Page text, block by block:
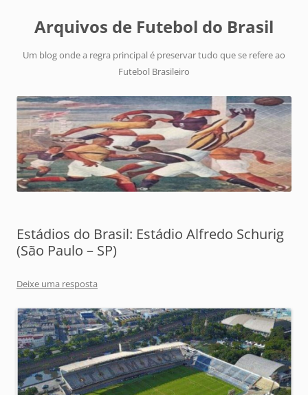
Arquivos de Futebol do Brasil
Um blog onde a regra principal é preservar tudo que se refere ao
Futebol Brasileiro
Estádios do Brasil: Estádio Alfredo Schurig
(São Paulo – SP)
Deixe uma resposta